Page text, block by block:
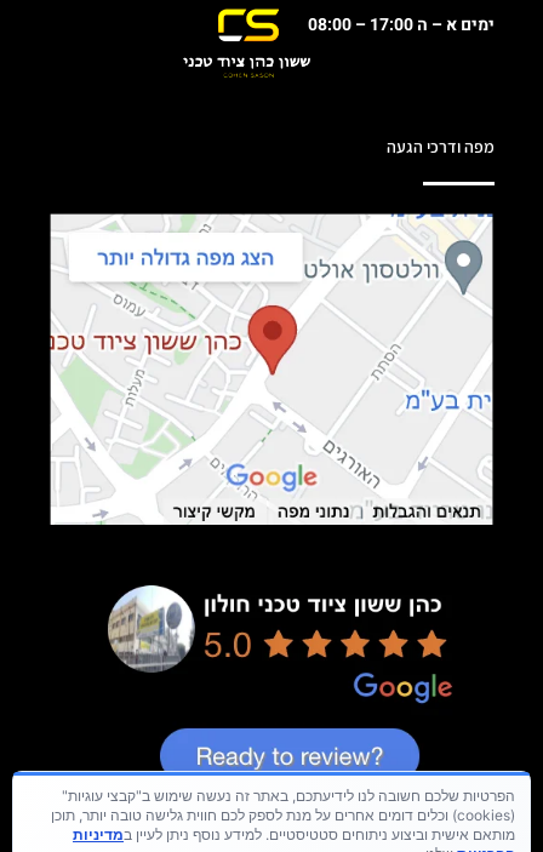
ימים א – ה 17:00 – 08:00
מפה ודרכי הגעה
הפרטיות שלכם חשובה לנו לידיעתכם, באתר זה נעשה שימוש ב"קבצי עוגיות"
(cookies) וכלים דומים אחרים על מנת לספק לכם חווית גלישה טובה יותר, תוכן
מותאם אישית וביצוע ניתוחים סטטיסטיים. למידע נוסף ניתן לעיין במדיניות